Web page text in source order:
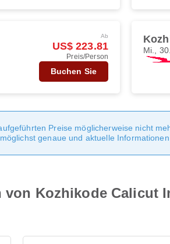
Ab
US$ 223.81
Preis/Person
Buchen Sie
Mi.,
Preise möglicherweise nicht
genaue und aktuelle Informationen
Kozhikode Calicut